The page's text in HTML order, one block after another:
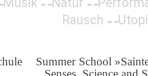
Rausch
Summer School